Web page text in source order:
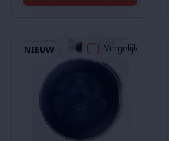
NIEUW Vergelijk